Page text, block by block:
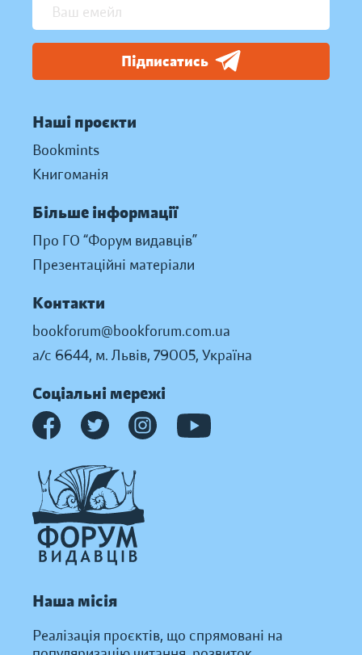
Підписатись
Наші проєкти
Bookmints
Книгоманія
Більше інформації
Про ГО “Форум видавців”
Презентаційні матеріали
Контакти
bookforum@bookforum.com.ua
а/с 6644, м. Львів, 79005, Україна
Соціальні мережі
Наша місія
Реалізація проєктів, що спрямовані на